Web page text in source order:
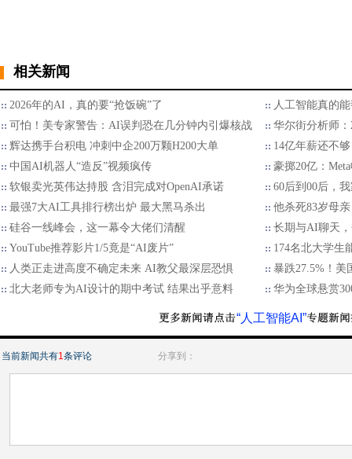
相关新闻
2026年的AI，真的要“抢饭碗”了
人工智能真的
可怕！美专家警告：AI误判恐在几分钟内引爆核战
华尔街分析师
辉达携手台积电 冲刺中企200万颗H200大单
14亿年薪还不
中国AI机器人“造反”视频疯传
豪掷20亿：
软银卖光英伟达持股 含泪完成对OpenAI承诺
60后到00后，
最强7大AI工具排行榜出炉 最大黑马杀出
他杀死83岁母
硅谷一线峰会，这一幕令大佬们清醒
长期与AI聊天
YouTube推荐影片1/5竟是“AI废片”
174名北大学生
人类正走进高度不确定未来 AI教父最深层恐惧
暴跌27.5%！美
北大老师专为AI设计的期中考试 结果出乎意料
华为全球悬赏
“人工智能AI”
当前新闻共有1 条评论 分享到：